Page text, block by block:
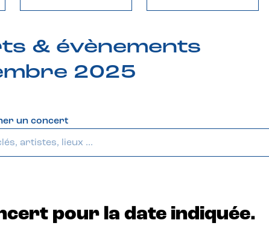
& évènements
2025
un concert
pour la date indiquée.